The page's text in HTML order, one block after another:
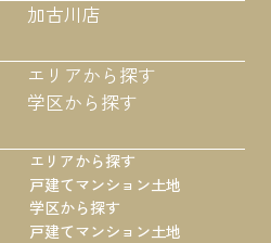
加古川店
エリアから探す
学区から探す
エリアから探す
戸建てマンション土地
学区から探す
戸建てマンション土地